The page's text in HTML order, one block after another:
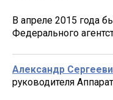
В апреле 2015 года
Федерального
Александр
руководителя